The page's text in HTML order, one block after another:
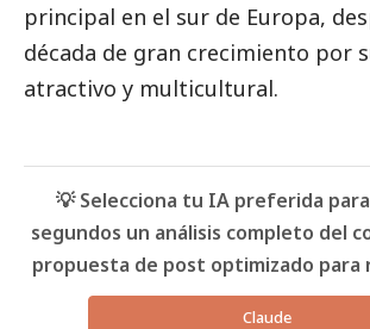
principal en el sur de Europa,
década de gran crecimiento por
atractivo y multicultural.
💡 Selecciona tu IA preferida
segundos un análisis completo del
propuesta de post optimizado para
Claude